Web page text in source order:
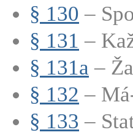
§ 130 –
§ 131 –
§ 131a –
§ 132 –
§ 133 –